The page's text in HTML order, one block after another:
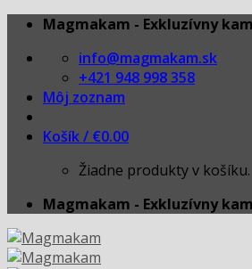
Skip
content
Magmakam - Exkluzívny
info@magmakam.sk
+421 948 998 358
Môj zoznam
Košík / €0.00
Žiadne produkty v košíku.
Magmakam - Exkluzívny